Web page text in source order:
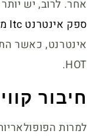
אחר. לרוב, יש
ספק אינטרנט Itc מציע חבילות
אינטרנט, כאשר
HOT.
חיבור קווי
למרות